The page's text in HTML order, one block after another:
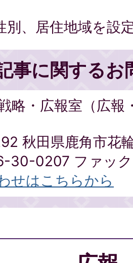
別、居住地域を設
事に関するお
略・広報室（広報
秋田県鹿角市花
30-0207 ファッ
せはこちらから